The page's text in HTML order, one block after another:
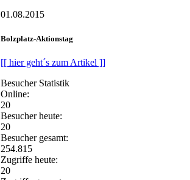
01.08.2015
Bolzplatz-Aktionstag
[[ hier geht´s zum Artikel ]]
Besucher Statistik
Online:
20
Besucher heute:
20
Besucher gesamt:
254.815
Zugriffe heute:
20